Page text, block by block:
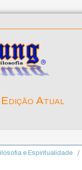
Edição Atual
e Espiritualidade /